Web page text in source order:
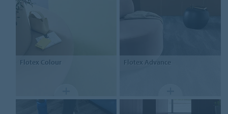
Flotex Colour Flotex Advance